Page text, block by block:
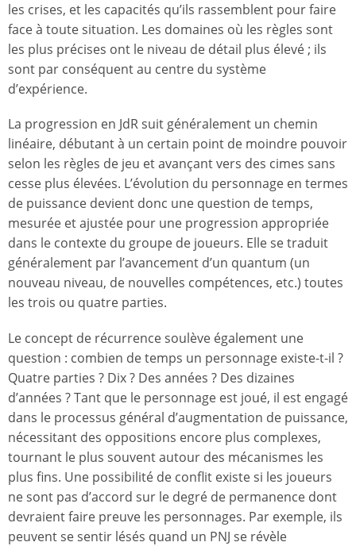
les crises, et les capacités qu’ils rassemblent pour faire
face à toute situation. Les domaines où les règles sont
les plus précises ont le niveau de détail plus élevé ; ils
sont par conséquent au centre du système
d’expérience.
La progression en JdR suit généralement un chemin
linéaire, débutant à un certain point de moindre pouvoir
selon les règles de jeu et avançant vers des cimes sans
cesse plus élevées. L’évolution du personnage en termes
de puissance devient donc une question de temps,
mesurée et ajustée pour une progression appropriée
dans le contexte du groupe de joueurs. Elle se traduit
généralement par l’avancement d’un quantum (un
nouveau niveau, de nouvelles compétences, etc.) toutes
les trois ou quatre parties.
Le concept de récurrence soulève également une
question : combien de temps un personnage existe-t-il ?
Quatre parties ? Dix ? Des années ? Des dizaines
d’années ? Tant que le personnage est joué, il est engagé
dans le processus général d’augmentation de puissance,
nécessitant des oppositions encore plus complexes,
tournant le plus souvent autour des mécanismes les
plus fins. Une possibilité de conflit existe si les joueurs
ne sont pas d’accord sur le degré de permanence dont
devraient faire preuve les personnages. Par exemple, ils
peuvent se sentir lésés quand un PNJ se révèle